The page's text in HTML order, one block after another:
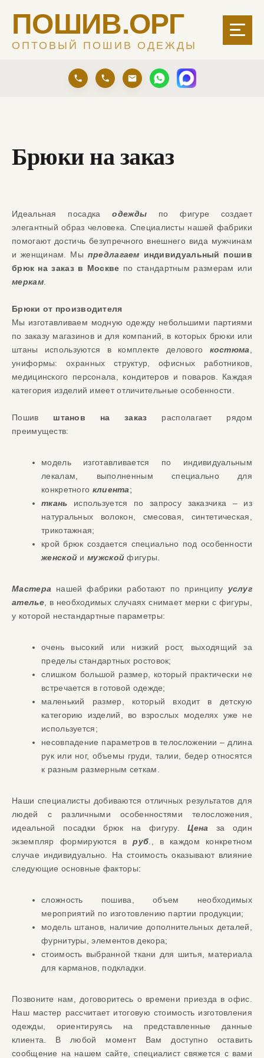
ПОШИВ.ОРГ
ОПТОВЫЙ ПОШИВ ОДЕЖДЫ
Брюки на заказ
Идеальная посадкаодежды по фигуре создает
элегантный образ человека. Специалисты нашей фабрики
помогают достичь безупречного внешнего вида мужчинам
и женщинам. Мы предлагаем индивидуальный пошив
брюк на заказ в Москве по стандартным размерам или
меркам.
Брюки от производителя
Мы изготавливаем модную одежду небольшими партиями
по заказу магазинов и для компаний, в которых брюки или
штаны используются в комплекте делового костюма
униформы: охранных структур, офисных работников,
медицинского персонала, кондитеров и поваров. Каждая
категория изделий имеет отличительные особенности.
Пошив штанов на заказ располагает рядом
преимуществ:
модель изготавливается по индивидуальным
лекалам, выполненным специально для
конкретного клиента;
ткань используется по запросу заказчика – из
натуральных волокон, смесовая, синтетическая,
трикотажная;
крой брюк создается специально под особенности
женской имужской фигуры.
Мастера нашей фабрики работают по принципу услуг
ателье, в необходимых случаях снимает мерки с фигуры,
у которой нестандартные параметры:
очень высокий или низкий рост, выходящий за
пределы стандартных ростовок;
слишком большой размер, который практически не
встречается в готовой одежде;
маленький размер, который входит в детскую
категорию изделий, во взрослых моделях уже не
используется;
несовпадение параметров в телосложении – длина
рук или ног, объемы груди, талии, бедер относятся
к разным размерным сеткам.
Наши специалисты добиваются отличных результатов для
людей с различными особенностями телосложения,
идеальной посадки брюк на фигуру.Цена за один
экземпляр формируются вруб ., в каждом конкретном
случае индивидуально. На стоимость оказывают влияние
следующие основные факторы:
сложность пошива, объем необходимых
мероприятий по изготовлению партии продукции;
модель штанов, наличие дополнительных деталей,
фурнитуры, элементов декора;
стоимость выбранной ткани для шитья, материала
для карманов, подкладки.
Позвоните нам, договоритесь о времени приезда в офис.
Наш мастер рассчитает итоговую стоимость изготовления
одежды, ориентируясь на представленные данные
клиента. В любой момент Вам доступно оставить
сообщение на нашем сайте, специалист свяжется с вами